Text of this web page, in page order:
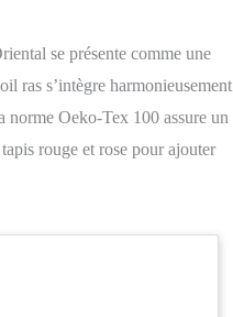
se présente comme une
ras s’intègre harmonieusement
norme Oeko-Tex 100 assure un
rouge et rose pour ajouter